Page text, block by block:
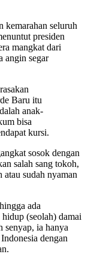
kemarahan seluruh
presiden
mangkat dari
angin segar
Baru itu
anak-
bisa
kursi.
sosok dengan
salah sang tokoh,
sudah nyaman
ada
(seolah) damai
senyap, ia hanya
dengan